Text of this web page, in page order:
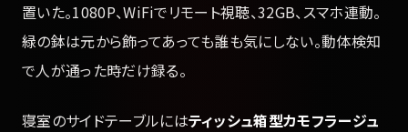
置いた。1080P、WiFiでリモート視聴、32GB、スマホ連動。
緑の鉢は元から飾ってあっても誰も気にしない。動体検知
で人が通った時だけ録る。
寝室のサイドテーブルにはティッシュ箱型カモフラージュ